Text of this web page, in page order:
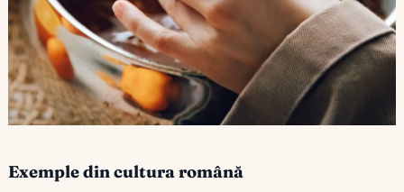
Exemple din cultura română